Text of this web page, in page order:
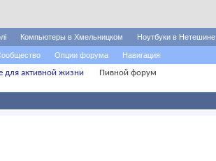
Опции форума Навигация
Компьютеры в Хмельницком Ноутбуки в Нетешине
для активной жизни Пивной форум